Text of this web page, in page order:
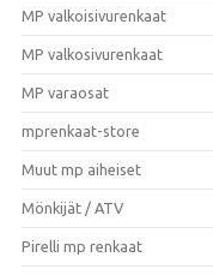
MP valkoisivurenkaat
MP valkosivurenkaat
MP varaosat
mprenkaat-store
Muut mp aiheiset
Mönkijät / ATV
Pirelli mp renkaat